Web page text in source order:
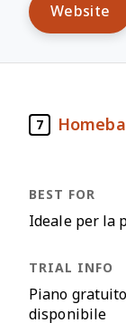
Website
7
Ideale per la
Piano
disponibile